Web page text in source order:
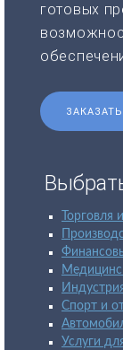
готовых
Торговля
Спорт и
Услуги